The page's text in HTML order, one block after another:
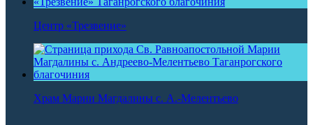
Центр «Трезвение»
Храм Марии Магдалины с. А.-Мелентьево